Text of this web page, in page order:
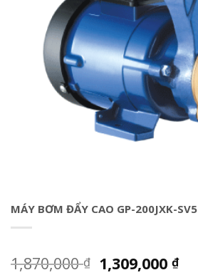
MÁY BƠM ĐẨY CAO GP-200JXK-SV5
1,870,000₫ 1,309,000₫